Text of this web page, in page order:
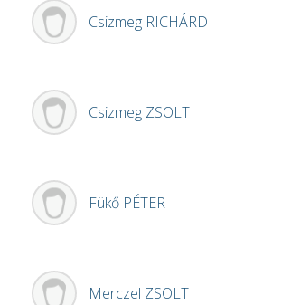
Csizmeg RICHÁRD
Csizmeg ZSOLT
Fükő PÉTER
Merczel ZSOLT